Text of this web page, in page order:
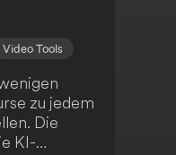
Video Tools
zu jedem
Die
KI-